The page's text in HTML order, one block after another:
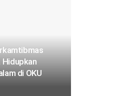
Hidupkan
di OKU